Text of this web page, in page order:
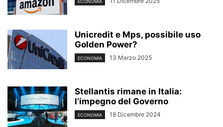
ECONOMIA
Unicredit e Mps, possibile uso
Golden Power?
ECONOMIA 13 Marzo 2025
Stellantis rimane in Italia:
l’impegno del Governo
ECONOMIA 18 Dicembre 2024